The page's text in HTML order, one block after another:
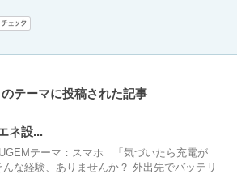
のテーマに投稿された記事
ネ設...
テーマ：スマホ 「気づいたら充電が
な経験、ありませんか？ 外出先でバッテリ